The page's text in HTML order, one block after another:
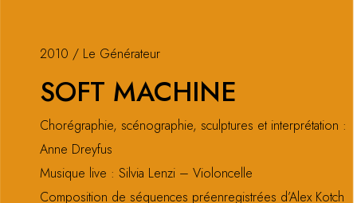
2010 / Le Générateur
SOFT MACHINE
Chorégraphie, scénographie, sculptures et interprétation :
Anne Dreyfus
Musique live : Silvia Lenzi – Violoncelle
Composition de séquences préenregistrées d’Alex Kotch